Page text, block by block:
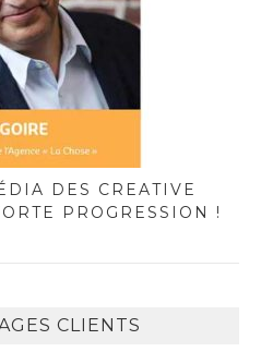
DES CREATIVE
PROGRESSION !
CLIENTS